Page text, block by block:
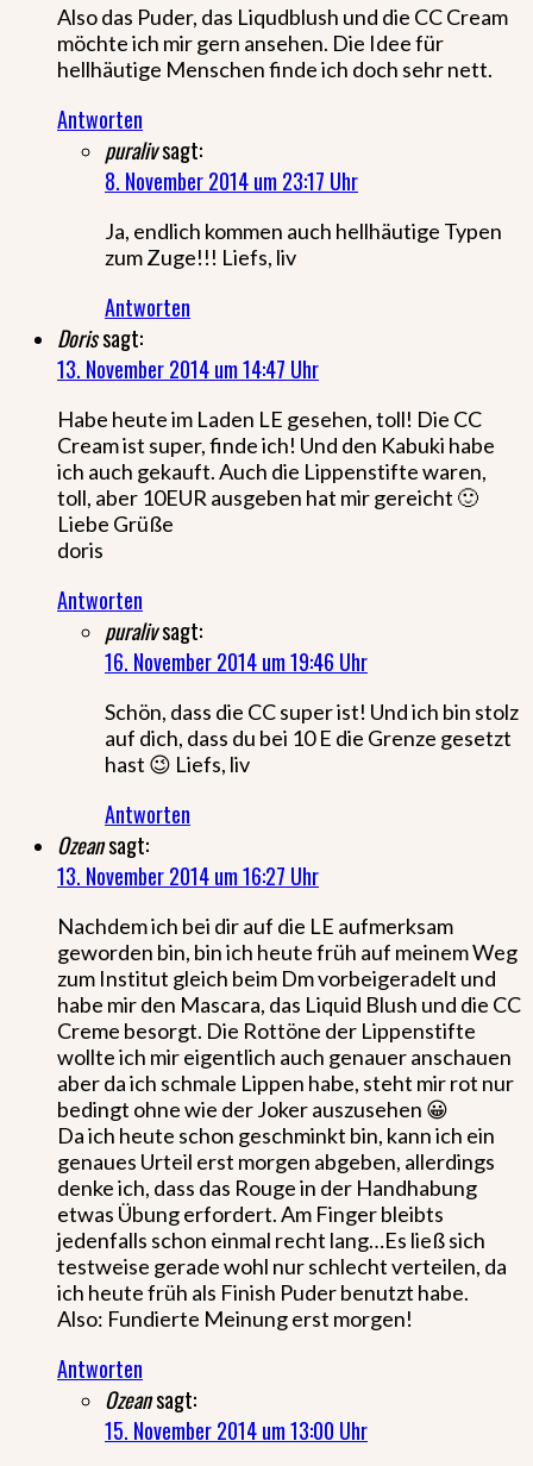
Also das Puder, das Liqudblush und die CC Cream
möchte ich mir gern ansehen. Die Idee für
hellhäutige Menschen finde ich doch sehr nett.
Antworten
puralivsagt:
8. November 2014 um 23:17 Uhr
Ja, endlich kommen auch hellhäutige Typen
zum Zuge!!! Liefs, liv
Antworten
Dorissagt:
13. November 2014 um 14:47 Uhr
Habe heute im Laden LE gesehen, toll! Die CC
Cream ist super, finde ich! Und den Kabuki habe
ich auch gekauft. Auch die Lippenstifte waren,
toll, aber 10EUR ausgeben hat mir gereicht 🙂
Liebe Grüße
doris
Antworten
puralivsagt:
16. November 2014 um 19:46 Uhr
Schön, dass die CC super ist! Und ich bin stolz
auf dich, dass du bei 10 E die Grenze gesetzt
hast 😉 Liefs, liv
Antworten
Ozeansagt:
13. November 2014 um 16:27 Uhr
Nachdem ich bei dir auf die LE aufmerksam
geworden bin, bin ich heute früh auf meinem Weg
zum Institut gleich beim Dm vorbeigeradelt und
habe mir den Mascara, das Liquid Blush und die CC
Creme besorgt. Die Rottöne der Lippenstifte
wollte ich mir eigentlich auch genauer anschauen
aber da ich schmale Lippen habe, steht mir rot nur
bedingt ohne wie der Joker auszusehen 😀
Da ich heute schon geschminkt bin, kann ich ein
genaues Urteil erst morgen abgeben, allerdings
denke ich, dass das Rouge in der Handhabung
etwas Übung erfordert. Am Finger bleibts
jedenfalls schon einmal recht lang…Es ließ sich
testweise gerade wohl nur schlecht verteilen, da
ich heute früh als Finish Puder benutzt habe.
Also: Fundierte Meinung erst morgen!
Antworten
Ozeansagt:
15. November 2014 um 13:00 Uhr